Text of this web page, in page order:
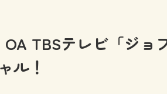
OA TBSテレビ「ジョ
ル！